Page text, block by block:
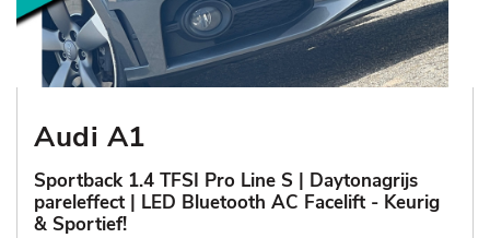
Audi A1
Sportback 1.4 TFSI Pro Line S | Daytonagrijs
pareleffect | LED Bluetooth AC Facelift - Keurig
& Sportief!